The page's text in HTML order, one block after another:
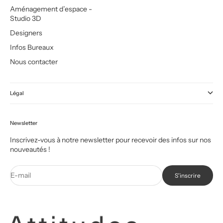
Aménagement d’espace -
Studio 3D
Designers
Infos Bureaux
Nous contacter
Légal
Newsletter
Inscrivez-vous à notre newsletter pour recevoir des infos sur nos
nouveautés !
E-mail S'inscrire